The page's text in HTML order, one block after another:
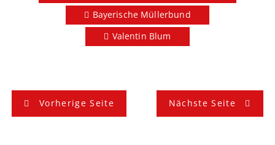
Bayerische Müllerbund
Valentin Blum
B
e
Vorherige Seite Nächste Seite